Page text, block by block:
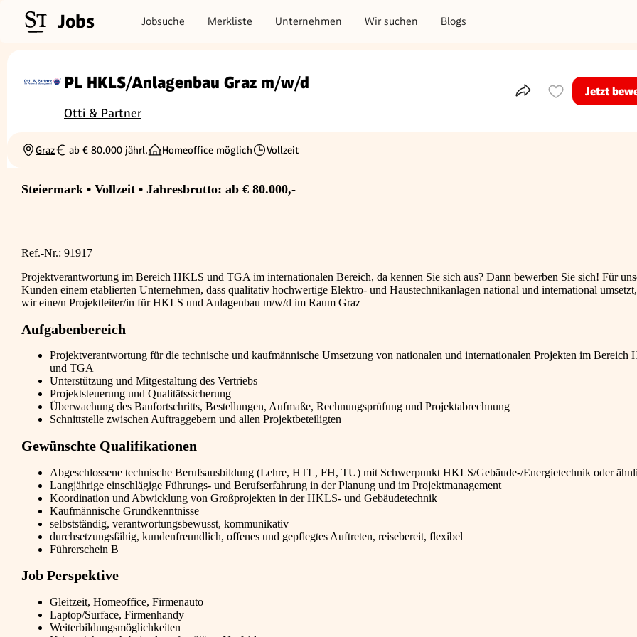
Jobs Jobsuche Merkliste Unternehmen Wir suchen Blogs
PL HKLS/Anlagenbau Graz m/w/d
Otti & Partner
Teile dieses Inserat
Jetzt
Ortschaft
Graz
Gehalt
ab € 80.000 jährl. Homeoffice möglich
Beschäftigungsart
Vollzeit
Steiermark • Vollzeit • Jahresbrutto: ab € 80.000,-
Ref.-Nr.: 91917
Projektverantwortung im Bereich HKLS und TGA im internationalen Bereich, da kennen Sie sich aus? Dann bewerben Sie sich! Für
Kunden einem etablierten Unternehmen, dass qualitativ hochwertige Elektro- und Haustechnikanlagen national und international
wir eine/n Projektleiter/in für HKLS und Anlagenbau m/w/d im Raum Graz
Aufgabenbereich
Projektverantwortung für die technische und kaufmännische Umsetzung von nationalen und internationalen Projekten im Bereich
und TGA
Unterstützung und Mitgestaltung des Vertriebs
Projektsteuerung und Qualitätssicherung
Überwachung des Baufortschritts, Bestellungen, Aufmaße, Rechnungsprüfung und Projektabrechnung
Schnittstelle zwischen Auftraggebern und allen Projektbeteiligten
Gewünschte Qualifikationen
Abgeschlossene technische Berufsausbildung (Lehre, HTL, FH, TU) mit Schwerpunkt HKLS/Gebäude-/Energietechnik oder
Langjährige einschlägige Führungs- und Berufserfahrung in der Planung und im Projektmanagement
Koordination und Abwicklung von Großprojekten in der HKLS- und Gebäudetechnik
Kaufmännische Grundkenntnisse
selbstständig, verantwortungsbewusst, kommunikativ
durchsetzungsfähig, kundenfreundlich, offenes und gepflegtes Auftreten, reisebereit, flexibel
Führerschein B
Job Perspektive
Gleitzeit, Homeoffice, Firmenauto
Laptop/Surface, Firmenhandy
Weiterbildungsmöglichkeiten